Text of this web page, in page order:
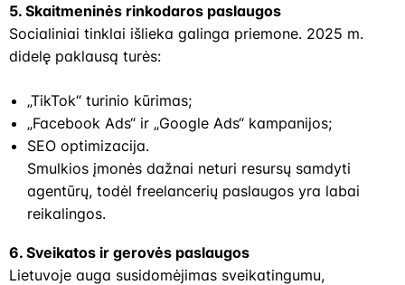
5. Skaitmeninės rinkodaros paslaugos
Socialiniai tinklai išlieka galinga priemone. 2025 m.
didelę paklausą turės:
„TikTok“ turinio kūrimas;
„Facebook Ads“ ir „Google Ads“ kampanijos;
SEO optimizacija.
Smulkios įmonės dažnai neturi resursų samdyti
agentūrų, todėl freelancerių paslaugos yra labai
reikalingos.
6. Sveikatos ir gerovės paslaugos
Lietuvoje auga susidomėjimas sveikatingumu,